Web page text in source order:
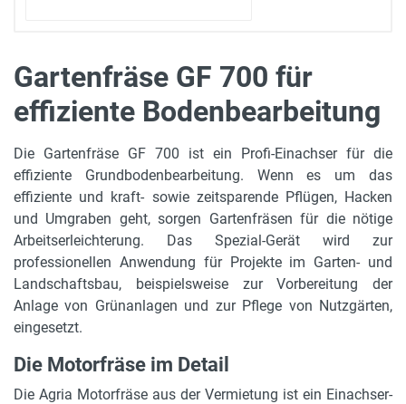
Antrieb
Motorleistung in kW
7.4 kW
Tankinhalt und Kraftstoff
5,5 l, Diesel
Leergewicht
145 kg
Bereifung
23 x 8.50 - 12 AS
Gartenfräse GF 700 für
effiziente Bodenbearbeitung
Die Gartenfräse GF 700 ist ein Profi-Einachser für die
effiziente Grundbodenbearbeitung. Wenn es um das
effiziente und kraft- sowie zeitsparende Pflügen, Hacken
und Umgraben geht, sorgen Gartenfräsen für die nötige
Arbeitserleichterung. Das Spezial-Gerät wird zur
professionellen Anwendung für Projekte im Garten- und
Landschaftsbau, beispielsweise zur Vorbereitung der
Anlage von Grünanlagen und zur Pflege von Nutzgärten,
eingesetzt.
Die Motorfräse im Detail
Die Agria Motorfräse aus der Vermietung ist ein Einachser-